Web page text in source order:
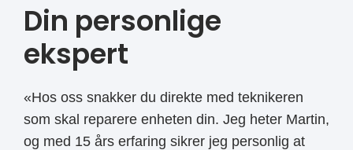
Din personlige
ekspert
«Hos oss snakker du direkte med teknikeren
som skal reparere enheten din. Jeg heter Martin,
og med 15 års erfaring sikrer jeg personlig at